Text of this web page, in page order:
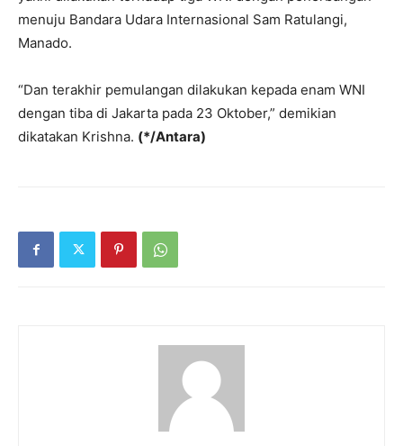
menuju Bandara Udara Internasional Sam Ratulangi,
Manado.
“Dan terakhir pemulangan dilakukan kepada enam WNI
dengan tiba di Jakarta pada 23 Oktober,” demikian
dikatakan Krishna. (*/Antara)